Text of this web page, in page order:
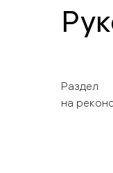
Раздел
на